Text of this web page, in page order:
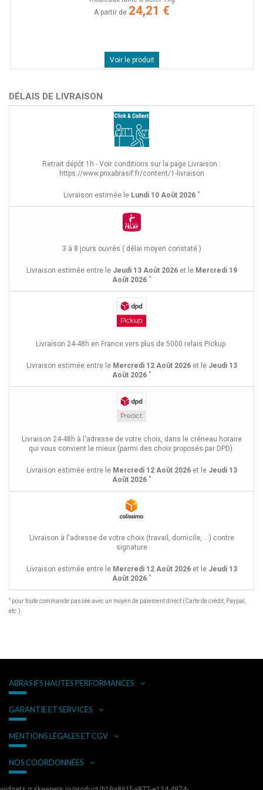
A partir de 24,21 €
Voir le produit
DÉLAIS DE LIVRAISON
Retrait dépôt 1h - Voir conditions sur la page Livraison :
https://www.prixabrasif.fr/content/1-livraison
Livraison estimée le Lundi 10 Août 2026 *
3 à 8 jours ouvrés ( délai moyen constaté )
Livraison estimée entre le Jeudi 13 Août 2026et le Mercredi 19
Août 2026 *
Livraison 24-48h en France vers plus de 5000 relais Pickup.
Livraison estimée entre le Mercredi 12 Août 2026et le Jeudi 13
Août 2026 *
Livraison 24-48h à l'adresse de votre choix, dans le créneau horaire
qui vous convient le mieux (parmi des choix proposés par DPD).
Livraison estimée entre le Mercredi 12 Août 2026et le Jeudi 13
Août 2026 *
Livraison à l'adresse de votre choix (travail, domicile, ...) contre
signature
Livraison estimée entre le Mercredi 12 Août 2026et le Jeudi 13
Août 2026 *
* pour toute commande passée avec un moyen de paiement direct (Carte de crédit, Paypal,
etc.)
ABRASIFS HAUTES PERFORMANCES
GARANTIE ET SERVICES
MENTIONS LÉGALES ET CGV
NOS COORDONNÉES